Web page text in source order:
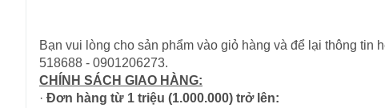
Bạn vui lòng cho sản phẩm vào giỏ hàng và để lại thông
518688 - 0901206273.
CHÍNH SÁCH GIAO HÀNG:
· Đơn hàng từ 1 triệu (1.000.000) trở lên: